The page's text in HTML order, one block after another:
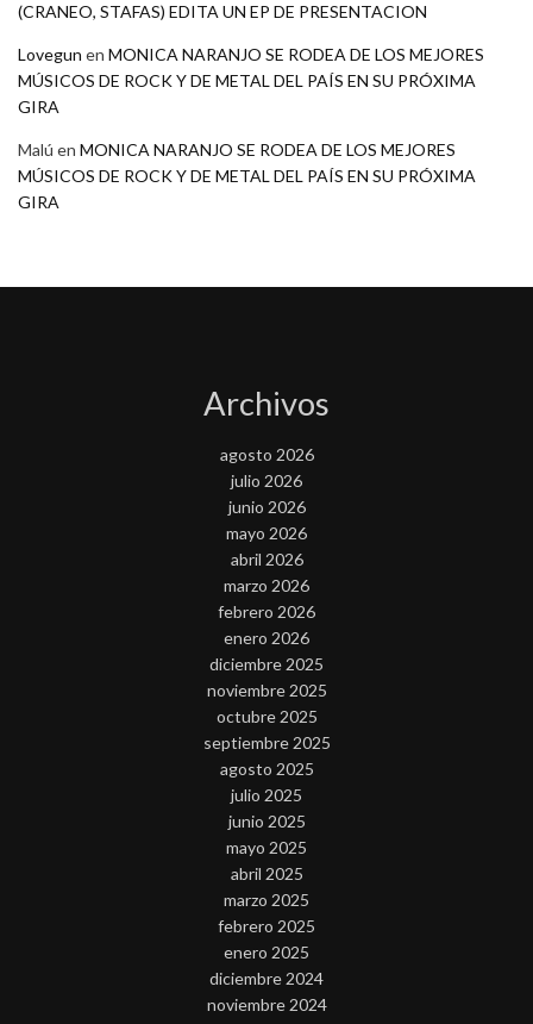
(CRANEO, STAFAS) EDITA UN EP DE PRESENTACION
Lovegun en MONICA NARANJO SE RODEA DE LOS MEJORES
MÚSICOS DE ROCK Y DE METAL DEL PAÍS EN SU PRÓXIMA
GIRA
Malú en MONICA NARANJO SE RODEA DE LOS MEJORES
MÚSICOS DE ROCK Y DE METAL DEL PAÍS EN SU PRÓXIMA
GIRA
Archivos
agosto 2026
julio 2026
junio 2026
mayo 2026
abril 2026
marzo 2026
febrero 2026
enero 2026
diciembre 2025
noviembre 2025
octubre 2025
septiembre 2025
agosto 2025
julio 2025
junio 2025
mayo 2025
abril 2025
marzo 2025
febrero 2025
enero 2025
diciembre 2024
noviembre 2024